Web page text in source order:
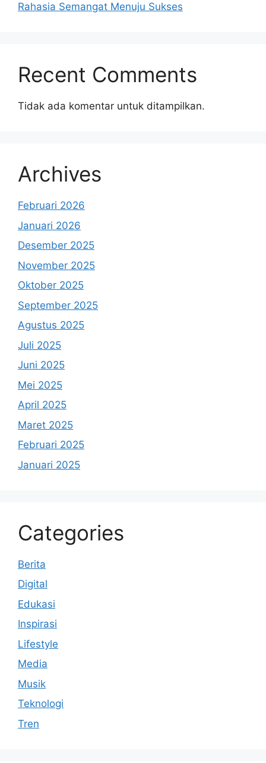
Rahasia Semangat Menuju Sukses
Recent Comments
Tidak ada komentar untuk ditampilkan.
Archives
Februari 2026
Januari 2026
Desember 2025
November 2025
Oktober 2025
September 2025
Agustus 2025
Juli 2025
Juni 2025
Mei 2025
April 2025
Maret 2025
Februari 2025
Januari 2025
Categories
Berita
Digital
Edukasi
Inspirasi
Lifestyle
Media
Musik
Teknologi
Tren